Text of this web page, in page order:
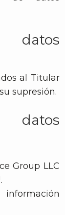
datos
al Titular
supresión.
datos
Group LLC